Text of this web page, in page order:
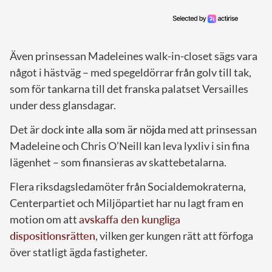
Även prinsessan Madeleines walk-in-closet sägs vara
något i hästväg – med spegeldörrar från golv till tak,
som för tankarna till det franska palatset Versailles
under dess glansdagar.
Det är dockinte alla som är nöjda med att prinsessan
Madeleine och Chris O’Neill kan leva lyxliv i sin fina
lägenhet – som finansieras av skattebetalarna.
Flera riksdagsledamöter från Socialdemokraterna,
Centerpartiet och Miljöpartiet har nu lagt fram en
motion om attavskaffa den kungliga
dispositionsrätten, vilken ger kungen rätt att förfoga
över statligt ägda fastigheter.